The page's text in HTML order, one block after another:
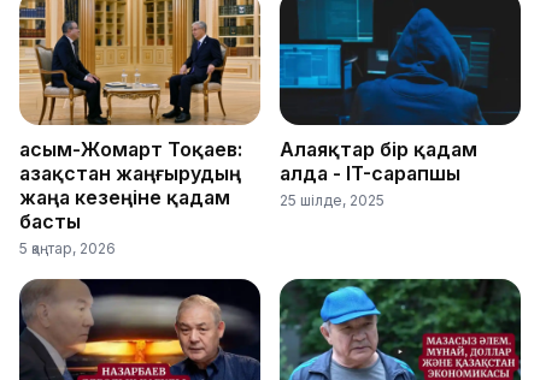
Қасым-Жомарт Тоқаев:
Қазақстан жаңғырудың
жаңа кезеңіне қадам
басты
5 қаңтар, 2026
Алаяқтар бір қадам
алда - IT-сарапшы
25 шілде, 2025